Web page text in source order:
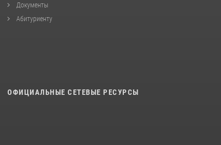
Документы
Абитуриенту
ОФИЦИАЛЬНЫЕ СЕТЕВЫЕ РЕСУРСЫ